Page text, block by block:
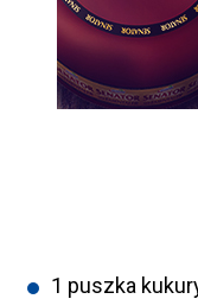
1 puszka